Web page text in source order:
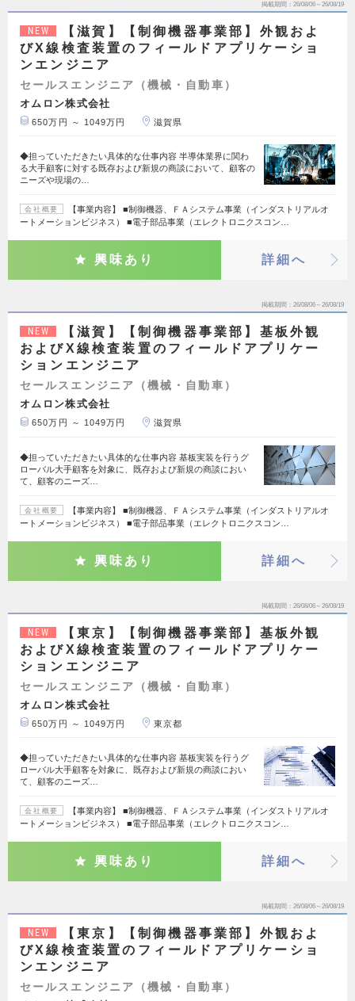
掲載期間 26/08/06～26/08/19
NEW
【滋賀】【制御機器事業部】外観およ
びX線検査装置のフィールドアプリケーショ
ンエンジニア
セールスエンジニア（機械・自動車）
オムロン株式会社
650万円 ～ 1049万円 滋賀県
◆担っていただきたい具体的な仕事内容 半導体業界に関わ
る大手顧客に対する既存および新規の商談において、顧客の
ニーズや現場の…
会社概要
【事業内容】 ■制御機器、ＦＡシステム事業（インダストリアルオ
ートメーションビジネス） ■電子部品事業（エレクトロニクスコン…
興味あり 詳細へ
掲載期間 26/08/06～26/08/19
NEW
【滋賀】【制御機器事業部】基板外観
およびX線検査装置のフィールドアプリケー
ションエンジニア
セールスエンジニア（機械・自動車）
オムロン株式会社
650万円 ～ 1049万円 滋賀県
◆担っていただきたい具体的な仕事内容 基板実装を行うグ
ローバル大手顧客を対象に、既存および新規の商談におい
て、顧客のニーズ…
会社概要
【事業内容】 ■制御機器、ＦＡシステム事業（インダストリアルオ
ートメーションビジネス） ■電子部品事業（エレクトロニクスコン…
興味あり 詳細へ
掲載期間 26/08/06～26/08/19
NEW
【東京】【制御機器事業部】基板外観
およびX線検査装置のフィールドアプリケー
ションエンジニア
セールスエンジニア（機械・自動車）
オムロン株式会社
650万円 ～ 1049万円 東京都
◆担っていただきたい具体的な仕事内容 基板実装を行うグ
ローバル大手顧客を対象に、既存および新規の商談におい
て、顧客のニーズ…
会社概要
【事業内容】 ■制御機器、ＦＡシステム事業（インダストリアルオ
ートメーションビジネス） ■電子部品事業（エレクトロニクスコン…
興味あり 詳細へ
掲載期間 26/08/06～26/08/19
NEW
【東京】【制御機器事業部】外観およ
びX線検査装置のフィールドアプリケーショ
ンエンジニア
セールスエンジニア（機械・自動車）